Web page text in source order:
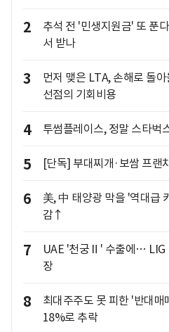
2
추석 전 '민생지원금' 또 푼
서 받나
3
먼저 맺은 LTA, 손해로 돌
선점의 기회비용
4 투썸플레이스, 정말 스타벅
5 [단독] 부대찌개·보쌈 프랜
6
美, 中 태양광 막을 '역대급
감↑
7
UAE '천궁Ⅱ' 수출에… LIG
장
8
최대주주도 못 피한 '반대
18%로 추락